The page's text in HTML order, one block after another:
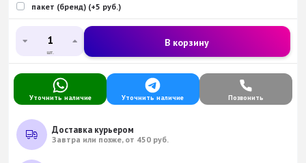
пакет (бренд) (+5 руб.)
шт.
В корзину
Уточнить наличие Уточнить наличие Позвонить
Доставка курьером
Завтра или позже, от 450 руб.